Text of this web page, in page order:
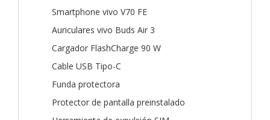
Smartphone vivo V70 FE
Auriculares vivo Buds Air 3
Cargador FlashCharge 90 W
Cable USB Tipo-C
Funda protectora
Protector de pantalla preinstalado